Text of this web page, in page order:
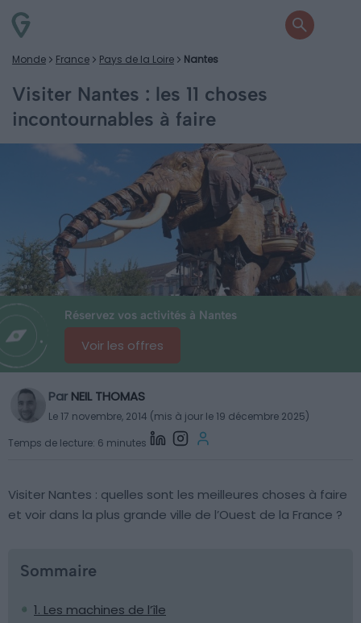
Monde France Pays de la Loire Nantes
Visiter Nantes : les 11 choses
incontournables à faire
Réservez vos activités à Nantes
Voir les offres
Par NEIL THOMAS
Le 17 novembre, 2014 (mis à jour le 19 décembre 2025)
Temps de lecture: 6 minutes
Visiter Nantes : quelles sont les meilleures choses à faire
et voir dans la plus grande ville de l’Ouest de la France ?
Sommaire
1. Les machines de l’île